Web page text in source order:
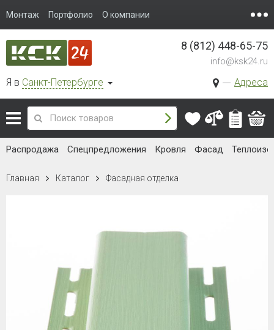
Монтаж Портфолио О компании
Я в Санкт-Петербурге Адреса
8 (812) 448-65-75
info@ksk24.ru
Распродажа Спецпредложения Кровля Фасад
Главная Каталог Фасадная отделка